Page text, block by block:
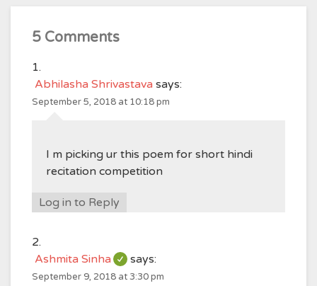
5 Comments
Abhilasha Shrivastava says:
September 5, 2018 at 10:18 pm
I m picking ur this poem for short hindi
recitation competition
Log in to Reply
Ashmita Sinha says:
September 9, 2018 at 3:30 pm